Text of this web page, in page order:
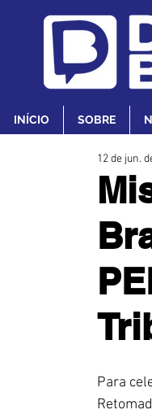
INÍCIO SOBRE
12 de jun.
Para